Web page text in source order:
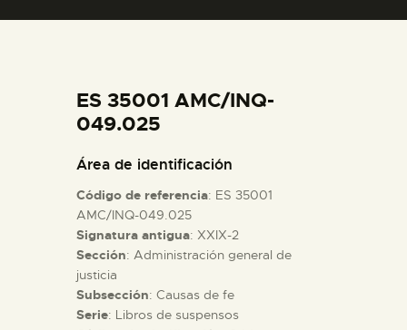
COLECCIONES
ESPAÑOL
PREPARAR LA VISITA
ACTIVIDADES
ES 35001 AMC/INQ-
049.025
Área de identificación
Código de referencia: ES 35001
AMC/INQ-049.025
Signatura antigua: XXIX-2
Sección: Administración general de
justicia
Subsección: Causas de fe
Serie: Libros de suspensos